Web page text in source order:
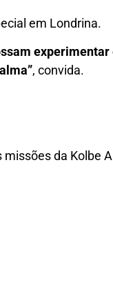
em Londrina.
, convida.
da Kolbe